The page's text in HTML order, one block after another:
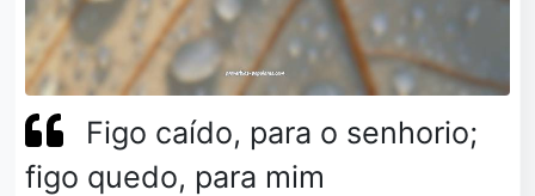
Figo caído, para o senhorio;
figo quedo, para mim